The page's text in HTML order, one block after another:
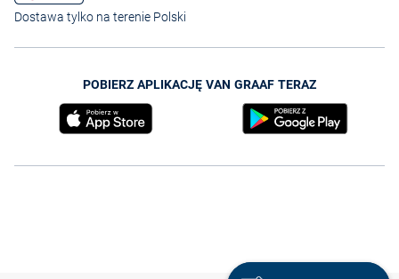
Dostawa tylko na terenie Polski
POBIERZ APLIKACJĘ VAN GRAAF TERAZ